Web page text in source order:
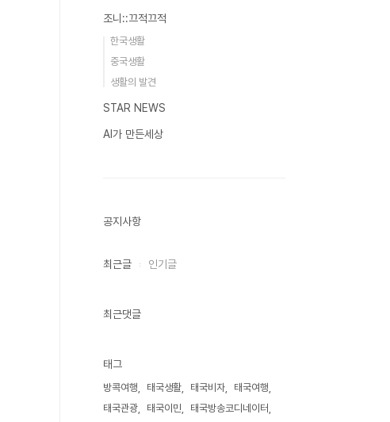
조니::끄적끄적
한국생활
중국생활
생활의 발견
STAR NEWS
AI가 만든세상
공지사항
최근글 인기글
최근댓글
태그
방콕여행 태국생활 태국비자
태국여행
태국관광
태국이민
태국방송코디네이터